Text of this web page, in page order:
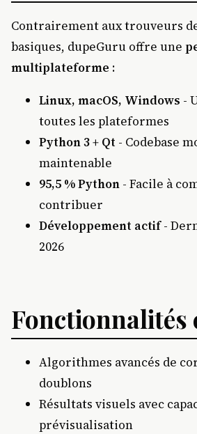
Contrairement aux trouveurs
basiques, dupeGuru offre une
multiplateforme :
Linux, macOS, Windows -
toutes les plateformes
Python 3 + Qt - Codebase
maintenable
95,5 % Python - Facile à
contribuer
Développement actif-
2026
Fonctionnalités
Algorithmes avancés de
doublons
Résultats visuels avec
prévisualisation